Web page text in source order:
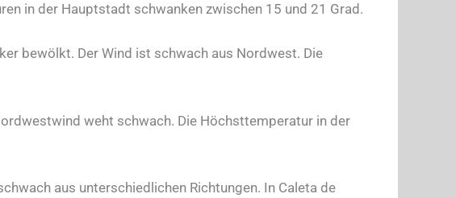
in der Hauptstadt schwanken zwischen 15 und 21 Grad.
bewölkt. Der Wind ist schwach aus Nordwest. Die
weht schwach. Die Höchsttemperatur in der
aus unterschiedlichen Richtungen. In Caleta de